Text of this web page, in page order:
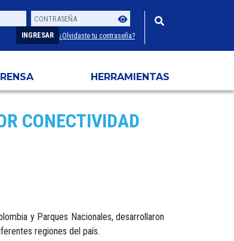
Usuario
Contraseña
INGRESAR ¿Olvidaste tu contraseña?
HERRAMIENTAS
CONECTIVIDAD
y Parques Nacionales, desarrollaron
regiones del país.